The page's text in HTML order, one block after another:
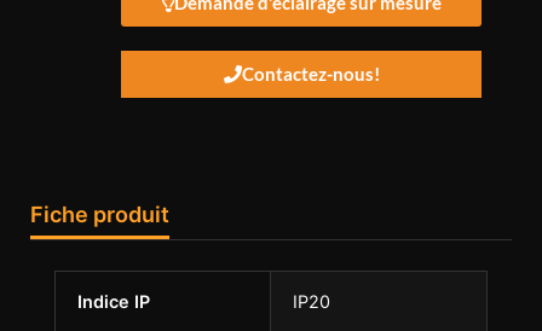
Contactez-nous!
Fiche produit
Indice IP IP20